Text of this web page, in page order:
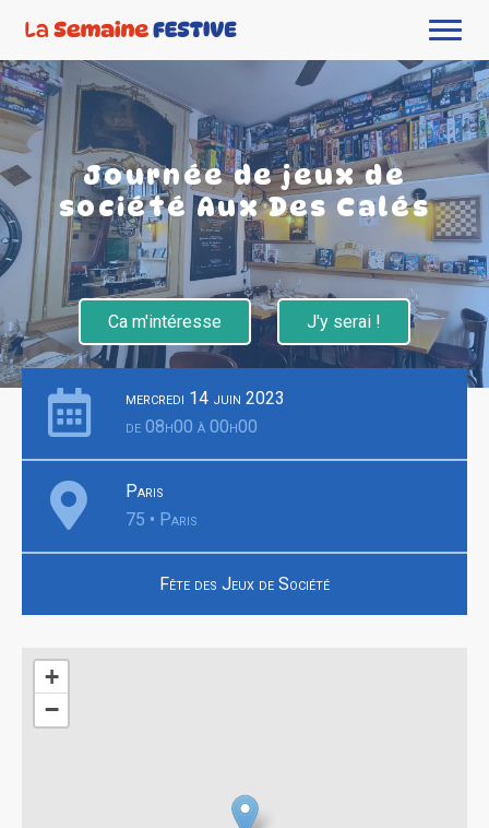
Journée de jeux de
société Aux Des Calés
Ca m'intéresse J'y serai !
mercredi 14 juin 2023
de 08h00 à 00h00
Paris
75 • Paris
Fête des Jeux de Société
+
−